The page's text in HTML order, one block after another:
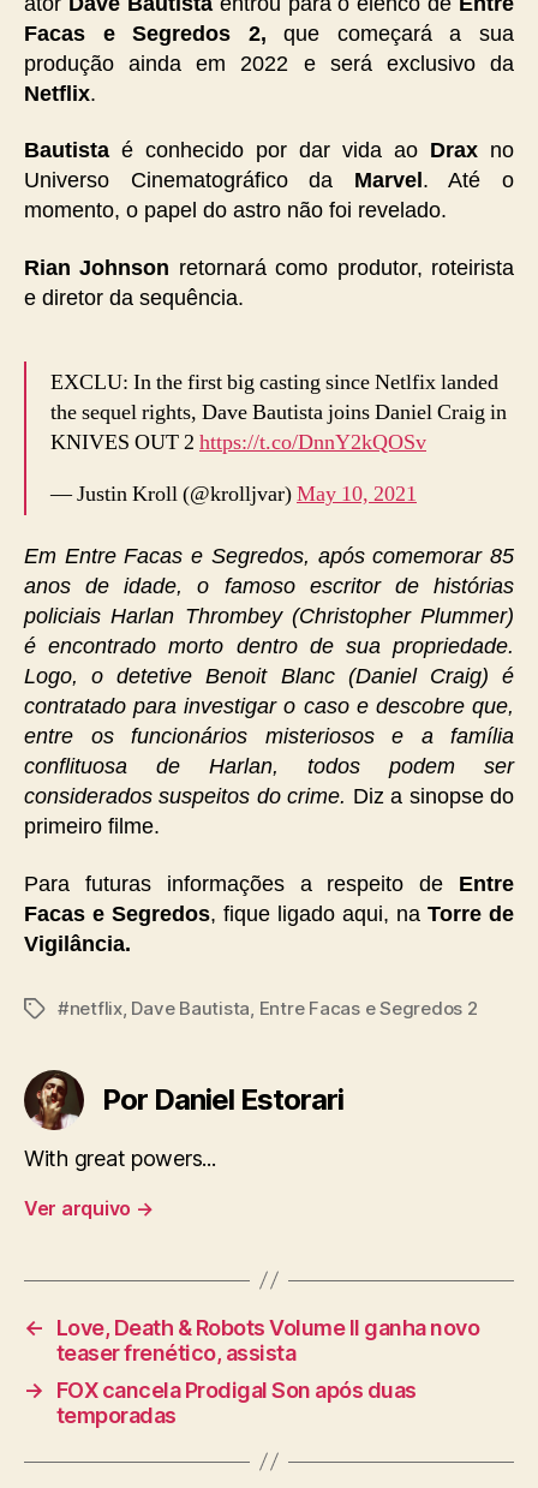
Facas e Segredos 2, que começará a sua
produção ainda em 2022 e será exclusivo da
Netflix.
Bautista é conhecido por dar vida ao Drax no
Universo Cinematográfico da Marvel . Até o
momento, o papel do astro não foi revelado.
Rian Johnson retornará como produtor, roteirista
e diretor da sequência.
EXCLU: In the first big casting since Netlfix landed
the sequel rights, Dave Bautista joins Daniel Craig in
KNIVES OUT 2 https://t.co/DnnY2kQOSv
— Justin Kroll (@krolljvar)May 10, 2021
Em Entre Facas e Segredos, após comemorar 85
anos de idade, o famoso escritor de histórias
policiais Harlan Thrombey (Christopher Plummer)
é encontrado morto dentro de sua propriedade.
Logo, o detetive Benoit Blanc (Daniel Craig) é
contratado para investigar o caso e descobre que,
entre os funcionários misteriosos e a família
conflituosa de Harlan, todos podem ser
considerados suspeitos do crime. Diz a sinopse do
primeiro filme.
Para futuras informações a respeito de Entre
Facas e Segredos, fique ligado aqui, na Torre de
Vigilância.
Tags#netflix, Dave Bautista, Entre Facas e Segredos 2
Por Daniel Estorari
With great powers...
Ver arquivo →
←
Love, Death & Robots Volume II ganha novo
teaser frenético, assista
→
FOX cancela Prodigal Son após duas
temporadas